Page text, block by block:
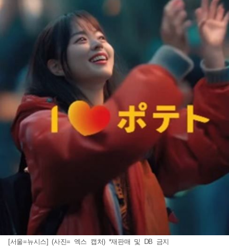
[서울=뉴시스] (사진= 엑스 캡처) *재판매 및 DB 금지